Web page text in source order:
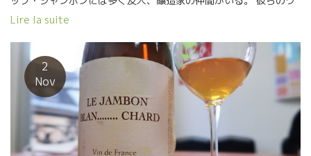
ナも、食とワインに関わる我々のエネルギーを止めることはでき
髄の炎をメラメラと燃やし続けましょう！！ コロナ如きに負ける
な！！ 苦しいのは皆同じ！ 自分の奥深くにある炎さえ絶やさなけ
れば、いつでも再生できる！ もっと、強く、もっといいやり方
で！！ . 今こそ、Passion !! 燃やせ！！PASSION！！燃えろ！！
PASSION！！
インの中で、フィリップの感性で選別したワインをフィリップが
Une Tranche ユンヌ・トランシュ。 フィリップの自分のワイン
は、収穫量が極小の上、5年、8年と長期熟成させるので売るワイ
ンが 殆どない。 この Une Tranche があるから、夢を追い続ける
ことが可能になっています。 不思議なことに、フィリップが瓶詰
した Une Tranche ユンヌ・トランシュはジャンボン香が必ず 入
っている。 まるで、フィリップ酵母がワインの中に入って活動し
たとしか思えない風味を醸しています。 特に今回の Aux Ami オザ
ミは最高です。買いですよ！！
Lire la suite
2
Nov